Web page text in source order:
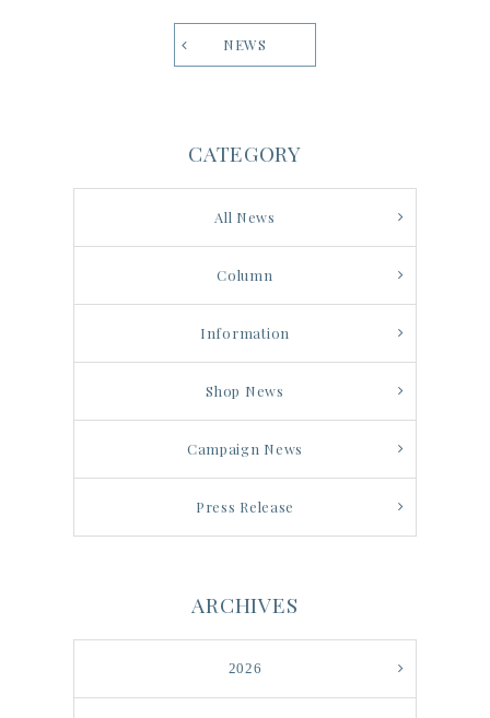
NEWS
CATEGORY
All News
Column
Information
Shop News
Campaign News
Press Release
ARCHIVES
2026